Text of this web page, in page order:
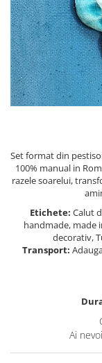
Barci, vapoare,
Pesti
Decoratiuni care
Tablouri
Set format din
100% manual in
razele soarelui,
Etichete: Calut
handmade, made
decorativ,
Transport:
Ai